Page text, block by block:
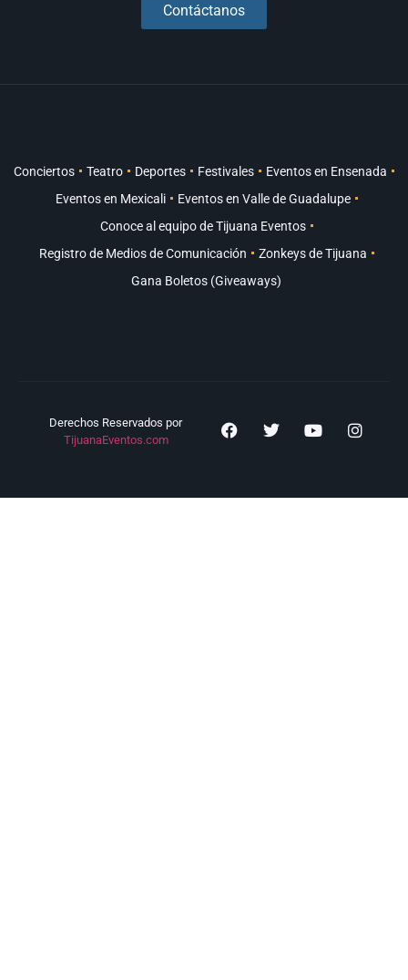
Contáctanos
Conciertos Teatro Deportes Festivales
Eventos en Ensenada
Eventos en Mexicali
Eventos en Valle de Guadalupe
Conoce al equipo de Tijuana Eventos
Registro de Medios de Comunicación
Zonkeys de Tijuana
Gana Boletos (Giveaways)
Derechos Reservados por
TijuanaEventos.com